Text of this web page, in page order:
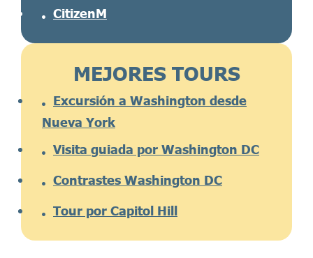
CitizenM
MEJORES TOURS
Excursión a Washington desde
Nueva York
Visita guiada por Washington DC
Contrastes Washington DC
Tour por Capitol Hill